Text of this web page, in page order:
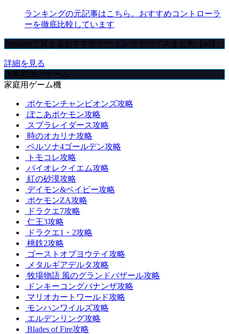
ランキングの元記事はこちら。おすすめコントローラ
ーを徹底比較しています
Amazonで買えるおすすめゲーミングデバイスまとめ【ad】
詳細を見る
攻略取扱いゲーム
家庭用ゲーム機
ポケモンチャンピオンズ攻略
ぽこあポケモン攻略
スプラレイダース攻略
時のオカリナ攻略
ペルソナ4ゴールデン攻略
トモコレ攻略
バイオレクイエム攻略
紅の砂漠攻略
デイモン&ベイビー攻略
ポケモンZA攻略
ドラクエ7攻略
仁王3攻略
ドラクエ1・2攻略
桃鉄2攻略
ゴーストオブヨウテイ攻略
メタルギアデルタ攻略
牧場物語 風のグランドバザール攻略
ドンキーコングバナンザ攻略
マリオカートワールド攻略
モンハンワイルズ攻略
エルデンリング攻略
Blades of Fire攻略